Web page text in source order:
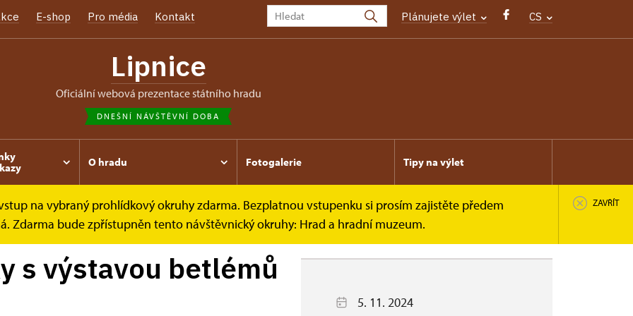
E-shop Pro média Kontakt Plánujete výlet CS
Lipnice
oficiální webová prezentace státního hradu
DNEŠNÍ NÁVŠTĚVNÍ DOBA
O hradu Fotogalerie Tipy na výlet
na vybraný prohlídkový okruhy zdarma. Bezplatnou vstupenku si prosím zajistěte předem
Zdarma bude zpřístupněn tento návštěvnický okruhy: Hrad a hradní muzeum.
ZAVŘÍT
s výstavou betlémů
5. 11. 2024